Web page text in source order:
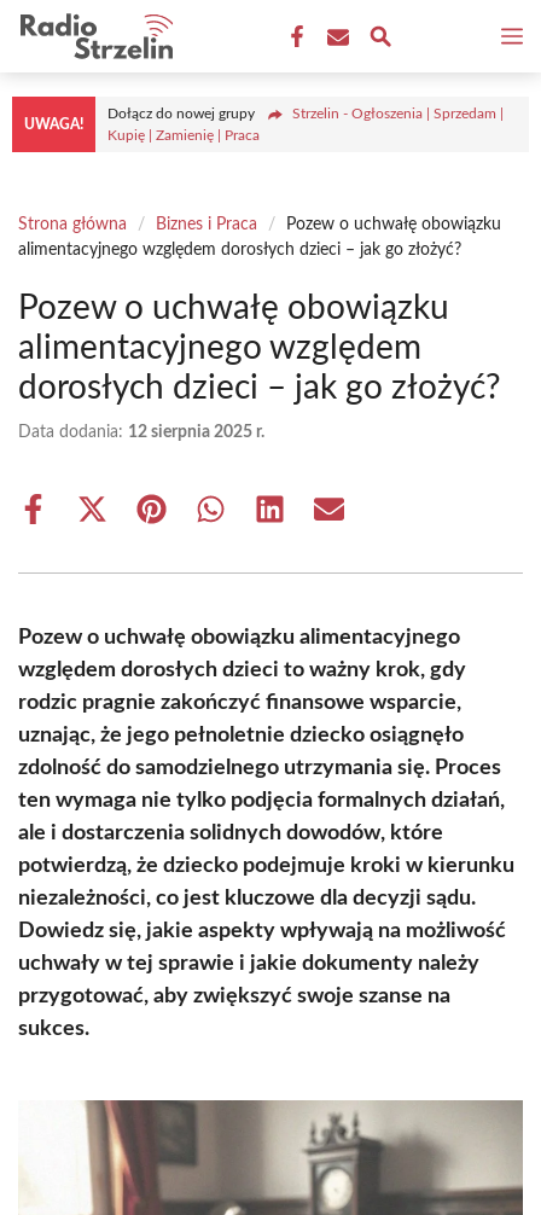
Przejdź
treści
UWAGA!
Dołącz do nowej grupy
Strzelin - Ogłoszenia | Sprzedam |
Kupię | Zamienię | Praca
Strona główna / Biznes i Praca /
Pozew o uchwałę obowiązku
alimentacyjnego względem dorosłych dzieci – jak go złożyć?
Pozew o uchwałę obowiązku
alimentacyjnego względem
dorosłych dzieci – jak go złożyć?
Data dodania: 12 sierpnia 2025 r.
Share
Share
(Twitter)
Share Share Share Share
Pozew o uchwałę obowiązku alimentacyjnego
względem dorosłych dzieci to ważny krok, gdy
rodzic pragnie zakończyć finansowe wsparcie,
uznając, że jego pełnoletnie dziecko osiągnęło
zdolność do samodzielnego utrzymania się. Proces
ten wymaga nie tylko podjęcia formalnych działań,
ale i dostarczenia solidnych dowodów, które
potwierdzą, że dziecko podejmuje kroki w kierunku
niezależności, co jest kluczowe dla decyzji sądu.
Dowiedz się, jakie aspekty wpływają na możliwość
uchwały w tej sprawie i jakie dokumenty należy
przygotować, aby zwiększyć swoje szanse na
sukces.